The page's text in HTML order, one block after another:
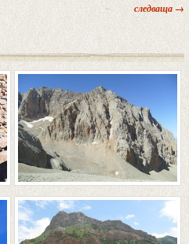
следваща →